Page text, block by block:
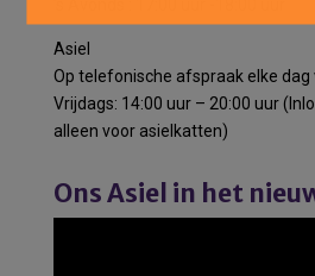
Asiel
Op telefonische afspraak elke dag
Vrijdags: 14:00 uur – 20:00 uur
alleen voor asielkatten)
Ons Asiel in het